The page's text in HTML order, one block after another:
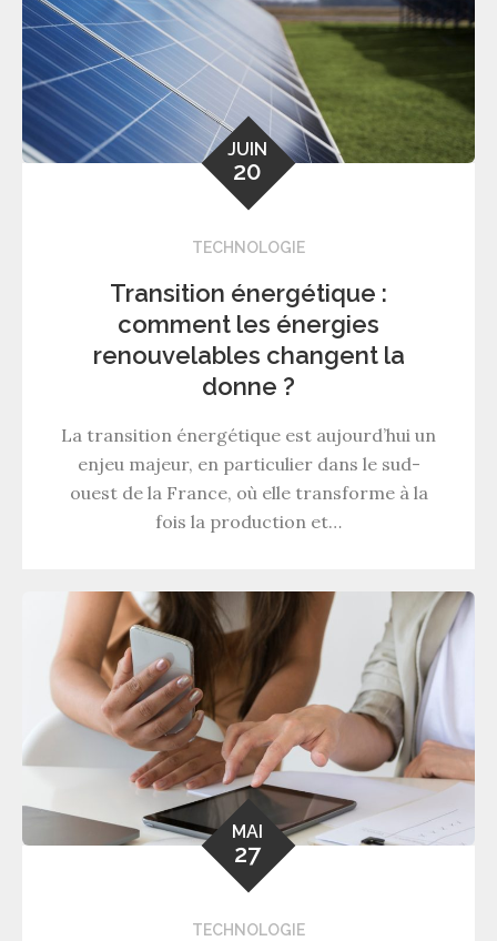
JUIN
20
TECHNOLOGIE
Transition énergétique :
comment les énergies
renouvelables changent la
donne ?
La transition énergétique est aujourd’hui un
enjeu majeur, en particulier dans le sud-
ouest de la France, où elle transforme à la
fois la production et…
MAI
27
TECHNOLOGIE